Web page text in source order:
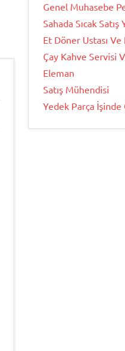
Genel Muhasebe
Sahada Sıcak Satış
Et Döner Ustası Ve
Çay Kahve Servisi
Eleman
Satış Mühendisi
Yedek Parça İşinde